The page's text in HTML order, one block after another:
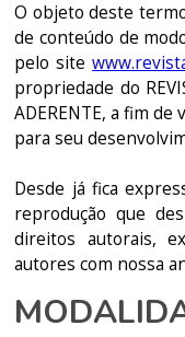
O objeto deste
de conteúdo de
pelo site
propriedade do
ADERENTE, a fim
para seu
Desde já fica
reprodução que
direitos autorais,
autores com nossa